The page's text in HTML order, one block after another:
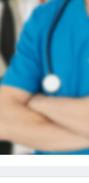
estreme alla
sta guidando il
asset?
di stanchezza